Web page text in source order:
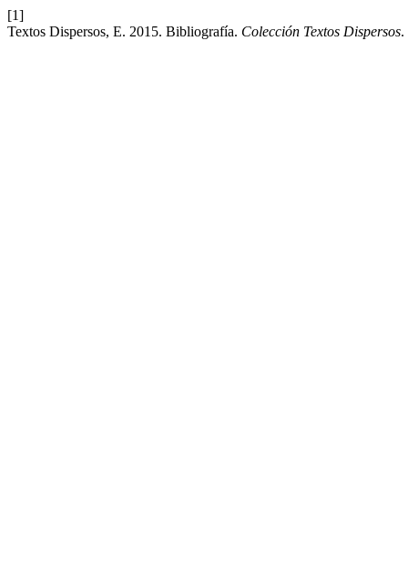
[1]
Textos Dispersos, E. 2015. Bibliografía. Colección Textos Dispersos.